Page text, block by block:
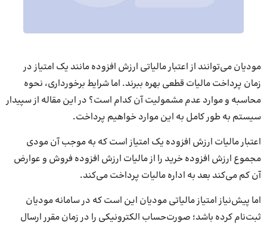
مودیان می‌توانند از اعتبار مالیاتی ارزش افزوده مانند یک امتیاز در
زمان پرداخت مالیات قطعی بهره ببرند. اما شرایط برخورداری، نحوه
محاسبه و موارد عدم مشمولیت آن کدام است؟ در این مقاله از سپیدار
سیستم به طور کامل به این موارد خواهیم پرداخت.
اعتبار مالیات ارزش افزوده یک امتیاز است که به موجب آن مودی
مجموع ارزش افزوده خرید را از مالیات ارزش افزوده فروش و عوارض
آن کم می‌کند بعد به اداره مالیات پرداخت می‌کند.
اما پیش‌نیاز امتیاز مالیاتی مودیان این است که در سامانه مودیان
ثبت‌نام کرده‌ باشد؛ صورت‌حساب الکترونیکی را در زمان مقرر ارسال